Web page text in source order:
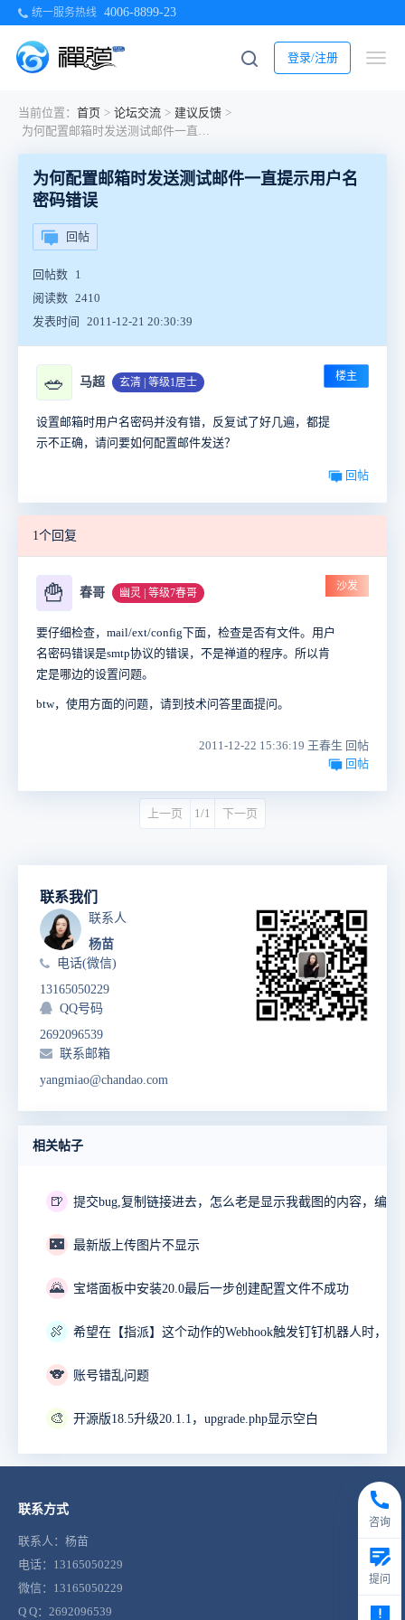
统一服务热线 4006-8899-23
登录/注册
当前位置： 首页 > 论坛交流 > 建议反馈 >
为何配置邮箱时发送测试邮件一直提示用户名密码错误
为何配置邮箱时发送测试邮件一直提示用户名
密码错误
回帖
回帖数 1
阅读数 2410
发表时间
2011-12-21 20:30:39
🥗 马超 玄清 | 等级1居士 楼主
设置邮箱时用户名密码并没有错，反复试了好几遍，都提
示不正确，请问要如何配置邮件发送？
回帖
1个回复
🍟 春哥 幽灵 | 等级7春哥
沙发
要仔细检查，mail/ext/config下面，检查是否有文件。用户
名密码错误是smtp协议的错误，不是禅道的程序。所以肯
定是哪边的设置问题。
btw，使用方面的问题，请到技术问答里面提问。
2011-12-22 15:36:19 王春生 回帖
回帖
上一页 1/1 下一页
联系我们
联系人
杨苗
电话(微信)
13165050229
QQ号码
2692096539
联系邮箱
yangmiao@chandao.com
相关帖子
🍺
🌃 最新版上传图片不显示
🌄 宝塔面板中安装20.0最后一步创建配置文件不成功
🍖
🐨 账号错乱问题
🎨 开源版18.5升级20.1.1，upgrade.php显示空白
联系方式
联系人：杨苗
电话：13165050229
微信：13165050229
Q Q：2692096539
咨询
提问